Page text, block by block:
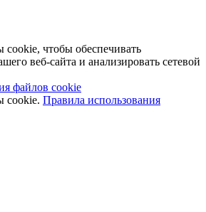
чтобы обеспечивать
веб-сайта и анализировать сетевой
файлов cookie
cookie. Правила использования